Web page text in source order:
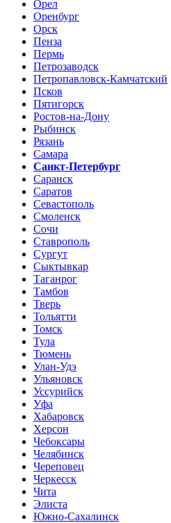
Орел
Оренбург
Орск
Пенза
Пермь
Петрозаводск
Петропавловск-Камчатский
Псков
Пятигорск
Ростов-на-Дону
Рыбинск
Рязань
Самара
Санкт-Петербург
Саранск
Саратов
Севастополь
Смоленск
Сочи
Ставрополь
Сургут
Сыктывкар
Таганрог
Тамбов
Тверь
Тольятти
Томск
Тула
Тюмень
Улан-Удэ
Ульяновск
Уссурийск
Уфа
Хабаровск
Херсон
Чебоксары
Челябинск
Череповец
Черкесск
Чита
Элиста
Южно-Сахалинск